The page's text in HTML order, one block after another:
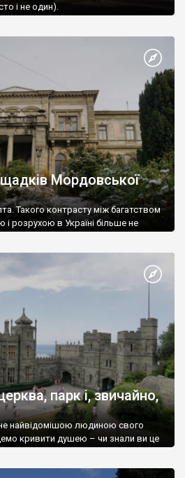
і не один).
Мордовської
Такого контрасту між багатством
і розрухою в Україні більше не
парк і, звичайно,
найвідомішою людиною свого
кривити душею – чи знали ви це